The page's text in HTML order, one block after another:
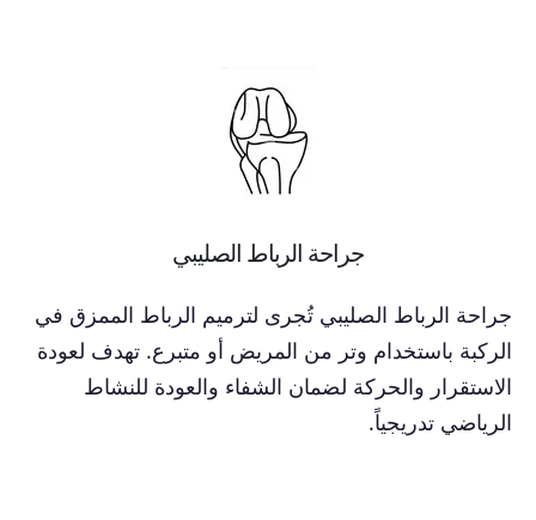
جراحة الرباط الصليبي
جراحة الرباط الصليبي تُجرى لترميم الرباط الممزق في
الركبة باستخدام وتر من المريض أو متبرع. تهدف لعودة
الاستقرار والحركة لضمان الشفاء والعودة للنشاط
الرياضي تدريجياً.